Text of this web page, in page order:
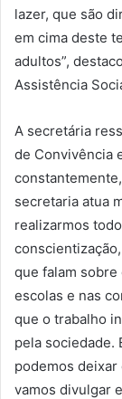
lazer, que são
em cima deste
adultos”,
Assistência
A secretária
de Convivência
secretaria atua
realizarmos
que falam sobre
escolas e nas
que o trabalho
pela sociedade.
podemos
vamos divulgar